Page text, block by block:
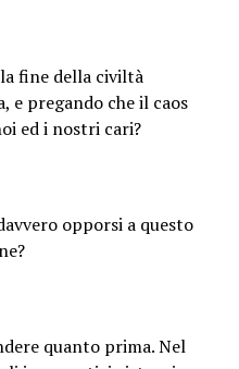
fine della civiltà
e pregando che il caos
ed i nostri cari?
opporsi a questo
quanto prima. Nel